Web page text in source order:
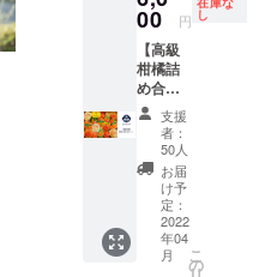
崎完熟
マン
ゴー、
国産パ
イナッ
プルな
どを予
（８月
送）：
桃（糖
度13度
以上の
イナッ
プル、
美生柑
など ５
月：小
玉すい
か、小
玉マン
ゴーな
ど ６
月：味
の香メ
ロン
（生産
を１年
間毎月
お届け
しま
す。こ
のセッ
トを食
べれ
ば、国
産フ
ルーツ
を極め
られる
こと請
00 円 し
【高級
柑橘詰
め合わ
せセッ
ト】 柑
橘好き
必
食！
厳選し
た国産
の柑橘
類を一
支援
者：
50人
お届
け予
定：
2022
年04
月
こ
の